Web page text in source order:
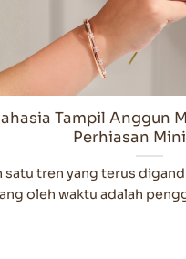
Tampil Anggun
Perhiasan
satu tren yang terus
oleh waktu adalah